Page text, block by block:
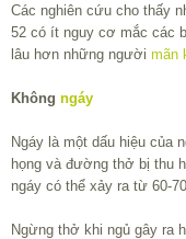
Các nghiên cứu cho thấy
52 có ít nguy cơ mắc các
lâu hơn những người mãn
Không ngáy
Ngáy là một dấu hiệu của
họng và đường thở bị thu
ngáy có thể xảy ra từ 60-
Ngừng thở khi ngủ gây ra